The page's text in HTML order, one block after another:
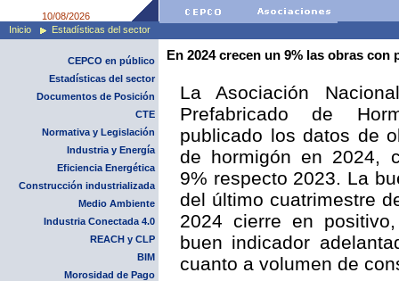
10/08/2026
Inicio
Estadísticas del sector
CEPCO en público
Estadísticas del sector
Documentos de Posición
CTE
Normativa y Legislación
Industria y Energía
Eficiencia Energética
Construcción industrializada
Medio Ambiente
Industria Conectada 4.0
REACH y CLP
BIM
Morosidad de Pago
En 2024 crecen un 9% las obras
La Asociación
Prefabricado de
publicado los datos de
de hormigón en 2024,
9% respecto 2023. La
del último cuatrimestre
2024 cierre en
buen indicador
cuanto a volumen de